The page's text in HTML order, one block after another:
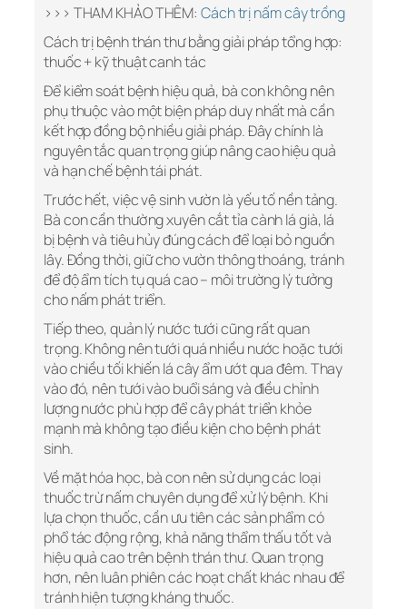
>>> THAM KHẢO THÊM: Cách trị nấm cây trồng
Cách trị bệnh thán thư bằng giải pháp tổng hợp:
thuốc + kỹ thuật canh tác
Để kiểm soát bệnh hiệu quả, bà con không nên
phụ thuộc vào một biện pháp duy nhất mà cần
kết hợp đồng bộ nhiều giải pháp. Đây chính là
nguyên tắc quan trọng giúp nâng cao hiệu quả
và hạn chế bệnh tái phát.
Trước hết, việc vệ sinh vườn là yếu tố nền tảng.
Bà con cần thường xuyên cắt tỉa cành lá già, lá
bị bệnh và tiêu hủy đúng cách để loại bỏ nguồn
lây. Đồng thời, giữ cho vườn thông thoáng, tránh
để độ ẩm tích tụ quá cao – môi trường lý tưởng
cho nấm phát triển.
Tiếp theo, quản lý nước tưới cũng rất quan
trọng. Không nên tưới quá nhiều nước hoặc tưới
vào chiều tối khiến lá cây ẩm ướt qua đêm. Thay
vào đó, nên tưới vào buổi sáng và điều chỉnh
lượng nước phù hợp để cây phát triển khỏe
mạnh mà không tạo điều kiện cho bệnh phát
sinh.
Về mặt hóa học, bà con nên sử dụng các loại
thuốc trừ nấm chuyên dụng để xử lý bệnh. Khi
lựa chọn thuốc, cần ưu tiên các sản phẩm có
phổ tác động rộng, khả năng thẩm thấu tốt và
hiệu quả cao trên bệnh thán thư. Quan trọng
hơn, nên luân phiên các hoạt chất khác nhau để
tránh hiện tượng kháng thuốc.